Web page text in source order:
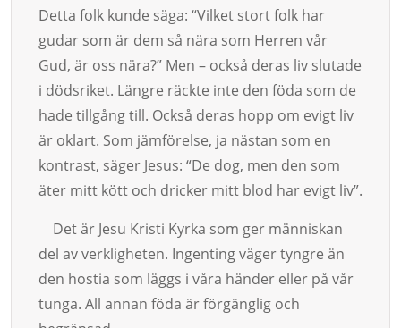
Detta folk kunde säga: “Vilket stort folk har
gudar som är dem så nära som Herren vår
Gud, är oss nära?” Men – också deras liv slutade
i dödsriket. Läng­re räckte inte den föda som de
hade tillgång till. Också deras hopp om evigt liv
är oklart. Som jäm­förelse, ja nästan som en
kontrast, säger Jesus: “De dog, men den som
äter mitt kött och dricker mitt blod har evigt liv”.
Det är Jesu Kristi Kyrka som ger människan
del av verkligheten. Ingenting väger tyng­re än
den hostia som läggs i vå­ra händer eller på vår
tunga. All an­nan föda är förgäng­lig och